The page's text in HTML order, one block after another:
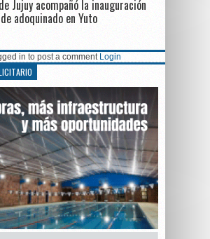
Jujuy acompañó la inauguración
adoquinado en Yuto
in to post a comment Login